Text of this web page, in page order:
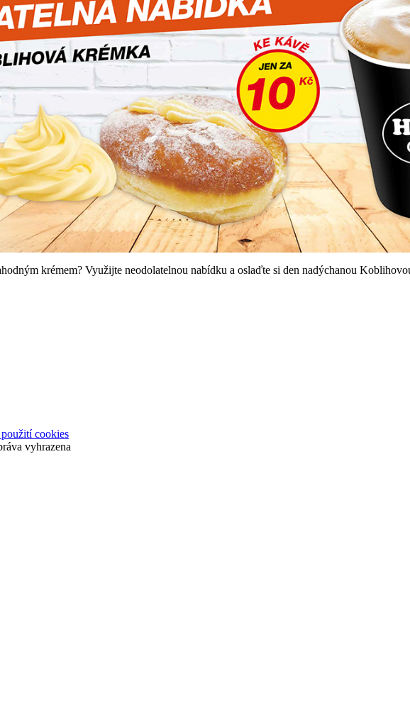
krémem? Využijte neodolatelnou nabídku a oslaďte si den nadýchanou
cookies
vyhrazena